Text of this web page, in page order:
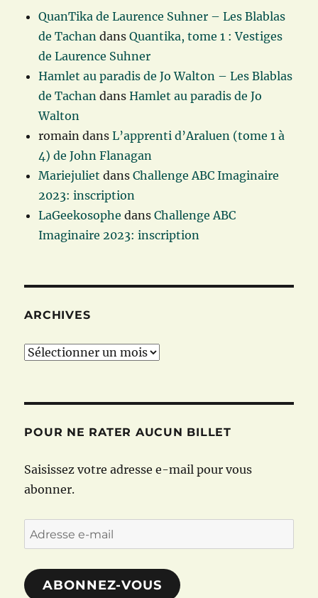
QuanTika de Laurence Suhner – Les Blablas
de Tachan dansQuantika, tome 1 : Vestiges
de Laurence Suhner
Hamlet au paradis de Jo Walton – Les Blablas
de Tachan dansHamlet au paradis de Jo
Walton
romain dansL’apprenti d’Araluen (tome 1 à
4) de John Flanagan
Mariejuliet dansChallenge ABC Imaginaire
2023: inscription
LaGeekosophe dansChallenge ABC
Imaginaire 2023: inscription
ARCHIVES
Archives
POUR NE RATER AUCUN BILLET
Saisissez votre adresse e-mail pour vous
abonner.
Adresse
e-
mail
ABONNEZ-VOUS